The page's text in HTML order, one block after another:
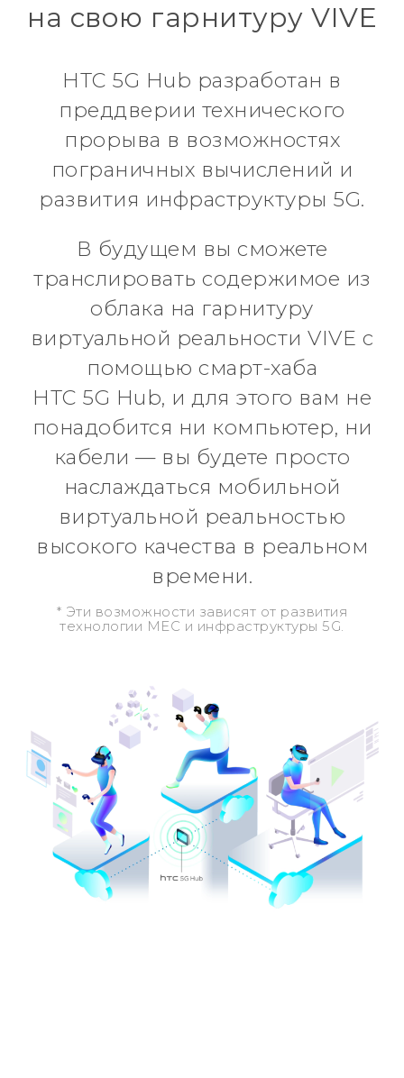
на свою гарнитуру VIVE
HTC 5G Hub разработан в
преддверии технического
прорыва в возможностях
пограничных вычислений и
развития инфраструктуры 5G.
В будущем вы сможете
транслировать содержимое из
облака на гарнитуру
виртуальной реальности VIVE с
помощью смарт-хаба
HTC 5G Hub, и для этого вам не
понадобится ни компьютер, ни
кабели — вы будете просто
наслаждаться мобильной
виртуальной реальностью
высокого качества в реальном
времени.
* Эти возможности зависят от развития
технологии MEC и инфраструктуры 5G.